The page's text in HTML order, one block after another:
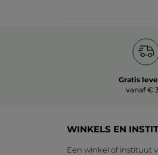
Gratis
vanaf €
WINKELS EN
Een winkel of instituut